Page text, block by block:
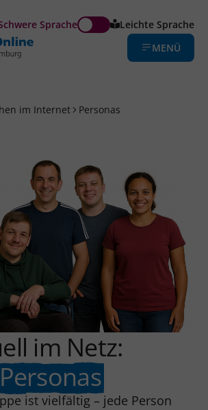
Sprache
Leichte Sprache
MENÜ
im Internet Personas
im Netz:
Personas
ist vielfältig – jede Person